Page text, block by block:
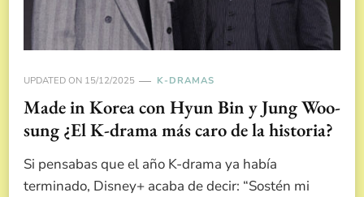
UPDATED ON 15/12/2025 K-DRAMAS
Made in Korea con Hyun Bin y Jung Woo-
sung ¿El K-drama más caro de la historia?
Si pensabas que el año K-drama ya había
terminado, Disney+ acaba de decir: “Sostén mi